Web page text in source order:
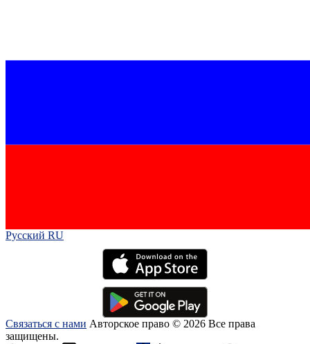
Русский RU‎
Связаться с нами Авторское право © 2026 Все права
защищены.